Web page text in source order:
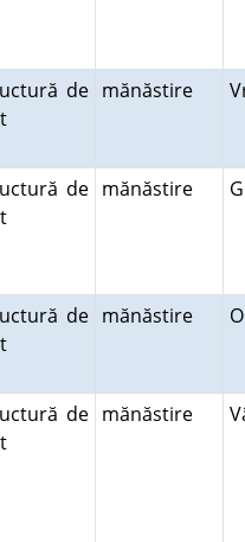
de mănăstire
de mănăstire
de mănăstire
de mănăstire